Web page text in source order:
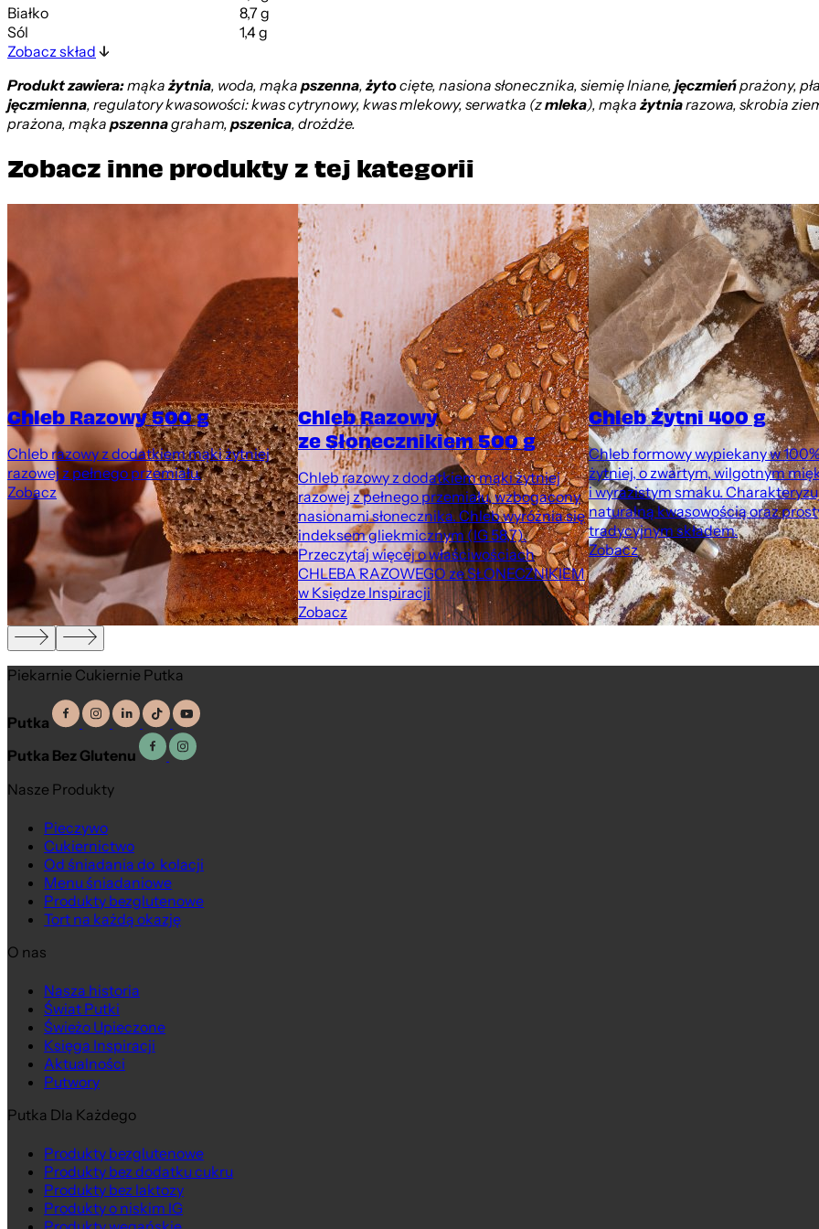
Białko
8,7 g
Sól
1,4 g
Zobacz skład
Produkt zawiera:mąkażytnia, woda, mąkapszenna,żytocięte, nasiona słonecznika, siemię lniane,jęczmieńprażony,
jęczmienna, regulatory kwasowości: kwas cytrynowy, kwas mlekowy, serwatka (zmleka), mąkażytniarazowa, skrobia
prażona, mąkapszennagraham,pszenica, drożdże.
Zobacz inne produkty z tej kategorii
Chleb Razowy 500 g
Chleb razowy z dodatkiem mąki żytniej
razowej z pełnego przemiału.
Zobacz
Chleb Razowy
ze Słonecznikiem 500 g
Chleb razowy z dodatkiem mąki żytniej
razowej z pełnego przemiału, wzbogacony
nasionami słonecznika. Chleb wyróżnia się
indeksem gliekmicznym (IG 58,7).
Przeczytaj więcej o właściwościach
CHLEBA RAZOWEGO ze SŁONECZNIKIEM
w Księdze Inspiracji
Zobacz
Chleb Żytni 400 g
Chleb formowy wypiekany w
żytniej, o zwartym, wilgotnym
i wyrazistym smaku.
naturalną kwasowością oraz
tradycyjnym składem.
Zobacz
Piekarnie Cukiernie Putka
Putka
Putka Bez Glutenu
Nasze Produkty
Pieczywo
Cukiernictwo
Od śniadania do kolacji
Menu śniadaniowe
Produkty bezglutenowe
Tort na każdą okazję
O nas
Nasza historia
Świat Putki
Świeżo Upieczone
Księga Inspiracji
Aktualności
Putwory
Putka Dla Każdego
Produkty bezglutenowe
Produkty bez dodatku cukru
Produkty bez laktozy
Produkty o niskim IG